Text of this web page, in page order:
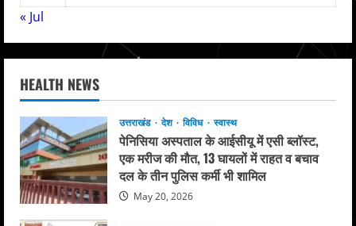
« Jul
HEALTH NEWS
उत्तराखंड देश विविध स्वास्थ
पेनिसिया अस्पताल के आईसीयू में एसी ब्लॉस्ट,
एक मरीज की मौत, 13 घायलों में राहत व बचाव
दल के तीन पुलिस कर्मी भी शामिल
May 20, 2026